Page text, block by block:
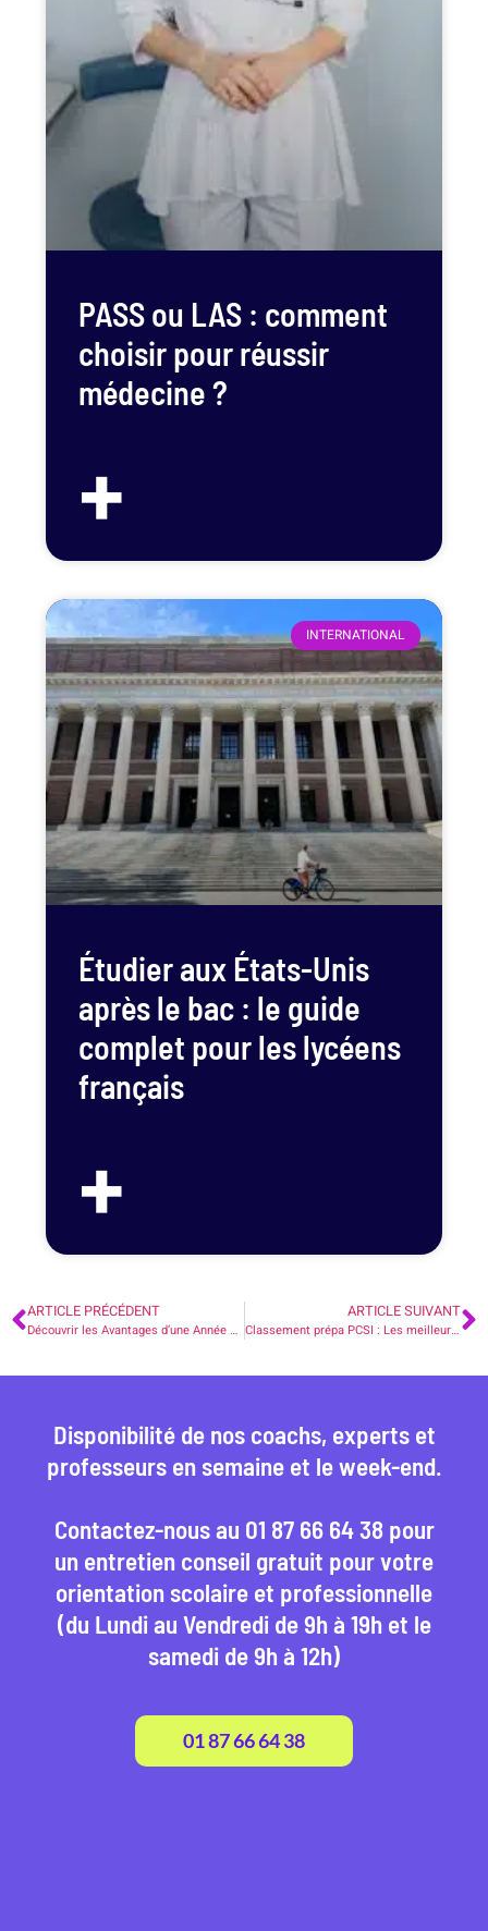
PASS ou LAS : comment
choisir pour réussir
médecine ?
+
INTERNATIONAL
Étudier aux États-Unis
après le bac : le guide
complet pour les lycéens
français
+
ARTICLE PRÉCÉDENT
Découvrir les Avantages d’une Année de Césure Parcoursup
ARTICLE SUIVANT
Classement prépa PCSI : Les meilleurs lycées pour intégrer une école d’ingénieurs prestigieuse.
Disponibilité de nos coachs, experts et
professeurs en semaine et le week-end.
Contactez-nous au 01 87 66 64 38 pour
un entretien conseil gratuit pour votre
orientation scolaire et professionnelle
(du Lundi au Vendredi de 9h à 19h et le
samedi de 9h à 12h)
01 87 66 64 38